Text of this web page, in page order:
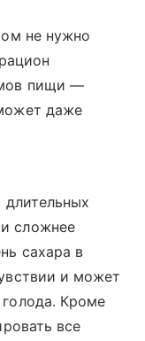
не нужно
пищи —
даже
сложнее
сахара в
и может
Кроме
все